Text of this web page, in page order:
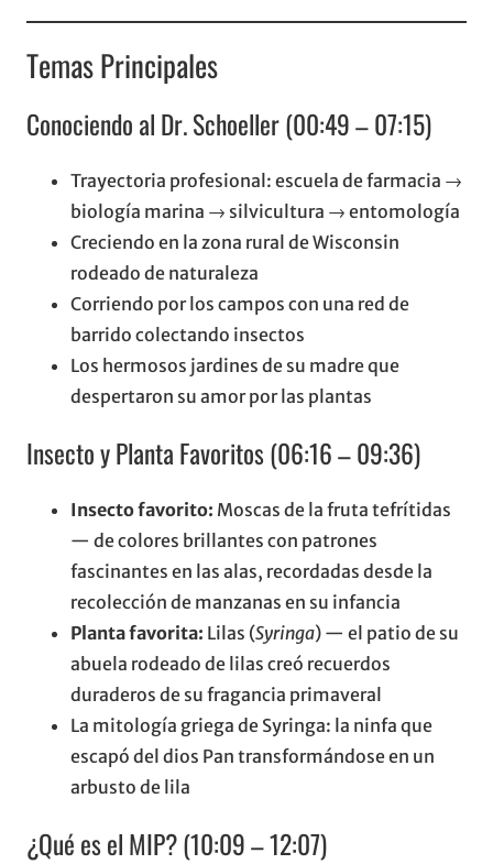
Temas Principales
Conociendo al Dr. Schoeller (00:49 – 07:15)
Trayectoria profesional: escuela de farmacia →
biología marina → silvicultura → entomología
Creciendo en la zona rural de Wisconsin
rodeado de naturaleza
Corriendo por los campos con una red de
barrido colectando insectos
Los hermosos jardines de su madre que
despertaron su amor por las plantas
Insecto y Planta Favoritos (06:16 – 09:36)
Insecto favorito: Moscas de la fruta tefrítidas
— de colores brillantes con patrones
fascinantes en las alas, recordadas desde la
recolección de manzanas en su infancia
Planta favorita: Lilas (Syringa) — el patio de su
abuela rodeado de lilas creó recuerdos
duraderos de su fragancia primaveral
La mitología griega de Syringa: la ninfa que
escapó del dios Pan transformándose en un
arbusto de lila
¿Qué es el MIP? (10:09 – 12:07)